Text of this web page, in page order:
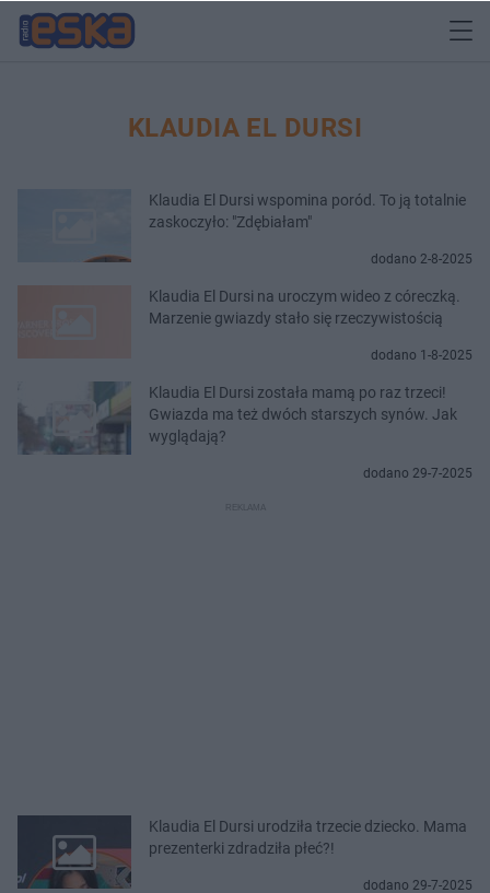
KLAUDIA EL DURSI
Klaudia El Dursi wspomina poród. To ją totalnie
zaskoczyło: "Zdębiałam"
dodano 2-8-2025
Klaudia El Dursi na uroczym wideo z córeczką.
Marzenie gwiazdy stało się rzeczywistością
dodano 1-8-2025
Klaudia El Dursi została mamą po raz trzeci!
Gwiazda ma też dwóch starszych synów. Jak
wyglądają?
dodano 29-7-2025
Klaudia El Dursi urodziła trzecie dziecko. Mama
prezenterki zdradziła płeć?!
dodano 29-7-2025